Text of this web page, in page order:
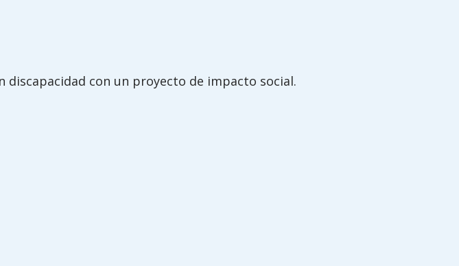
discapacidad con un proyecto de impacto social.